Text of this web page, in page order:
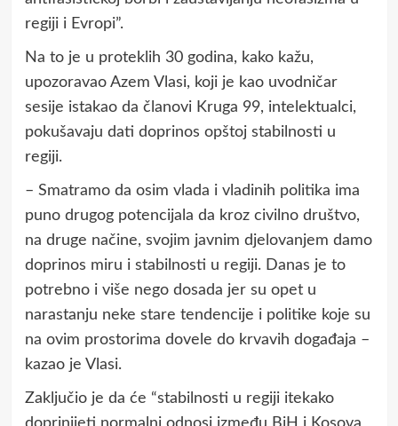
regiji i Evropi”.
Na to je u proteklih 30 godina, kako kažu,
upozoravao Azem Vlasi, koji je kao uvodničar
sesije istakao da članovi Kruga 99, intelektualci,
pokušavaju dati doprinos opštoj stabilnosti u
regiji.
– Smatramo da osim vlada i vladinih politika ima
puno drugog potencijala da kroz civilno društvo,
na druge načine, svojim javnim djelovanjem damo
doprinos miru i stabilnosti u regiji. Danas je to
potrebno i više nego dosada jer su opet u
narastanju neke stare tendencije i politike koje su
na ovim prostorima dovele do krvavih događaja –
kazao je Vlasi.
Zaključio je da će “stabilnosti u regiji itekako